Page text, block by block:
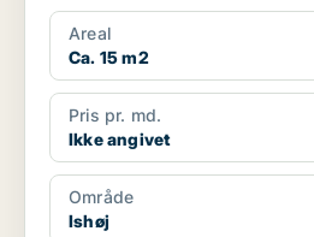
Areal
Ca. 15 m2
Pris pr. md.
Ikke angivet
Område
Ishøj